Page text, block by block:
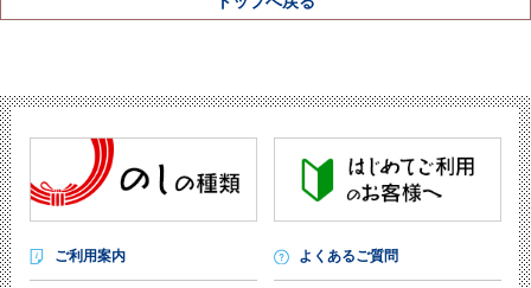
ご利用案内 よくあるご質問